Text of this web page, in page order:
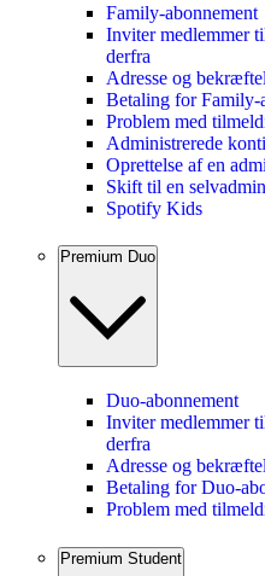
Family-abonnement
Inviter medlemmer
derfra
Adresse og
Betaling for Family-
Problem med
Administrerede
Oprettelse af en
Skift til en
Spotify Kids
Premium Duo
Duo-abonnement
Inviter medlemmer
derfra
Adresse og
Betaling for Duo-
Problem med
Premium Student